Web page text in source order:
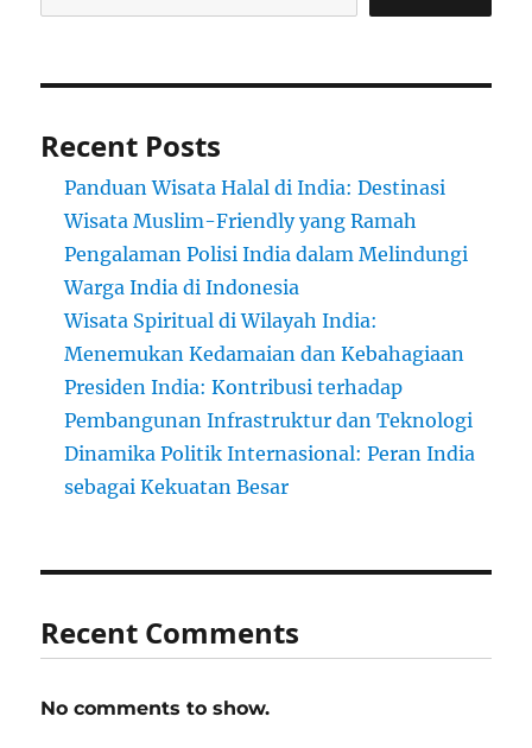
Recent Posts
Panduan Wisata Halal di India: Destinasi
Wisata Muslim-Friendly yang Ramah
Pengalaman Polisi India dalam Melindungi
Warga India di Indonesia
Wisata Spiritual di Wilayah India:
Menemukan Kedamaian dan Kebahagiaan
Presiden India: Kontribusi terhadap
Pembangunan Infrastruktur dan Teknologi
Dinamika Politik Internasional: Peran India
sebagai Kekuatan Besar
Recent Comments
No comments to show.